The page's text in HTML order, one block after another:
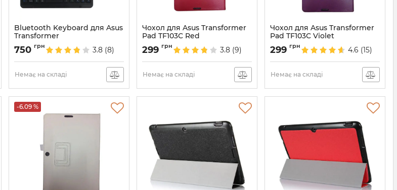
Bluetooth Keyboard для Asus
Transformer
Артикул:2005
750 грн 3.8 (8)
Немає на складі
Чохол для Asus Transformer
Pad TF103C Red
Артикул:739
299 грн 3.8 (9)
Немає на складі
Чохол для Asus Transformer
Pad TF103C Violet
Артикул:737
299 грн 4.6 (15)
Немає на складі
-6.09 %